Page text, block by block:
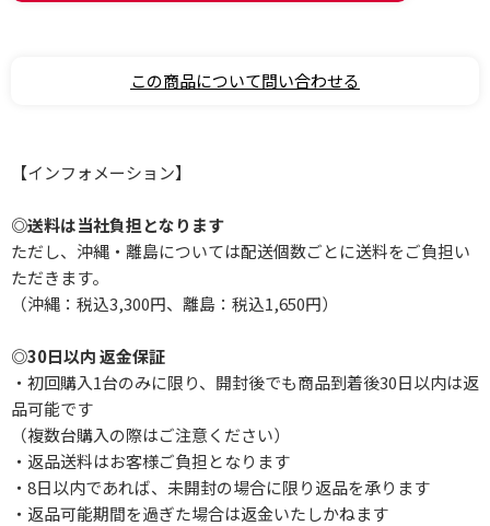
この商品について問い合わせる
【インフォメーション】
◎送料は当社負担となります
ただし、沖縄・離島については配送個数ごとに送料をご負担い
ただきます。
（沖縄：税込3,300円、離島：税込1,650円）
◎30日以内 返金保証
・初回購入1台のみに限り、開封後でも商品到着後30日以内は返
品可能です
（複数台購入の際はご注意ください）
・返品送料はお客様ご負担となります
・8日以内であれば、未開封の場合に限り返品を承ります
・返品可能期間を過ぎた場合は返金いたしかねます